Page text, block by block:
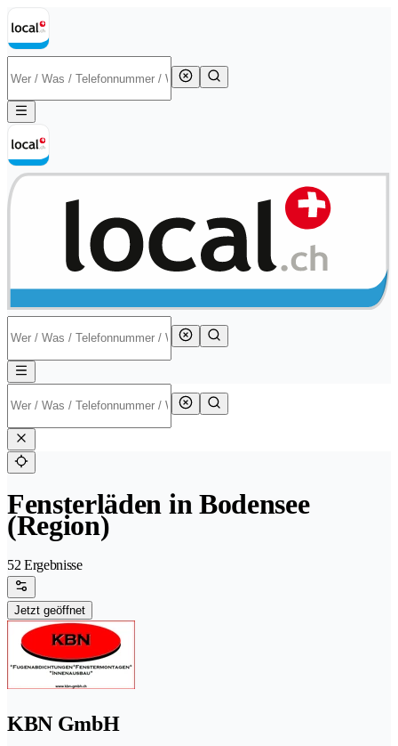
Fensterläden in Bodensee
(Region)
52 Ergebnisse
Jetzt geöffnet
KBN GmbH